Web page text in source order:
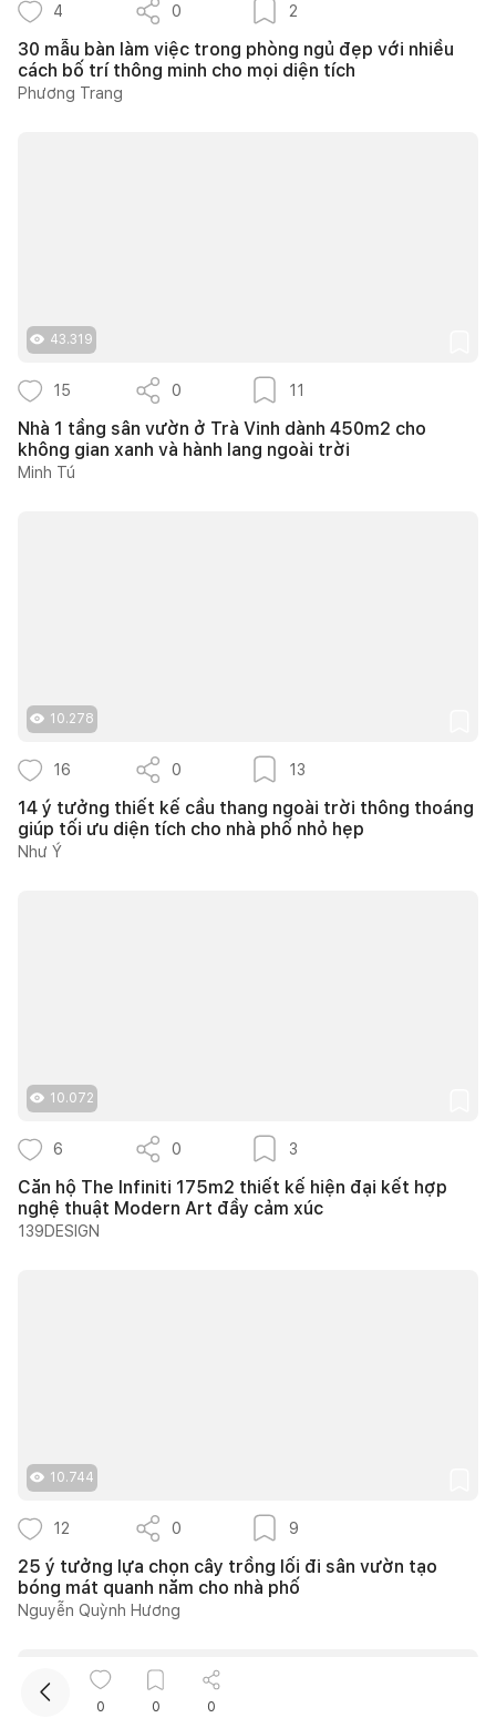
4 0 2
30 mẫu bàn làm việc trong phòng ngủ đẹp với nhiều
cách bố trí thông minh cho mọi diện tích
Phương Trang
43.319
15 0 11
Nhà 1 tầng sân vườn ở Trà Vinh dành 450m2 cho
không gian xanh và hành lang ngoài trời
Minh Tú
10.278
16 0 13
14 ý tưởng thiết kế cầu thang ngoài trời thông thoáng
giúp tối ưu diện tích cho nhà phố nhỏ hẹp
Như Ý
10.072
6 0 3
Căn hộ The Infiniti 175m2 thiết kế hiện đại kết hợp
nghệ thuật Modern Art đầy cảm xúc
139DESIGN
10.744
12 0 9
25 ý tưởng lựa chọn cây trồng lối đi sân vườn tạo
bóng mát quanh năm cho nhà phố
Nguyễn Quỳnh Hương
0 0 0
Mua sắm hoàn thiện nhà